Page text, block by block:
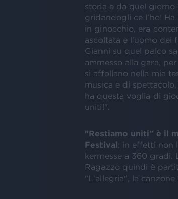
storia e da quel giorno
gridandogli ce l’ho!
in ginocchio, era
ascoltata e l’uomo
Gianni su quel palco
ammesso alla gara,
si affollano nella mia
musica e di
ha questa voglia di
uniti!".
"Restiamo uniti" è il
Festival: in effetti non
kermesse a 360 gradi.
Ragazzo quindi è
"L'allegria", la